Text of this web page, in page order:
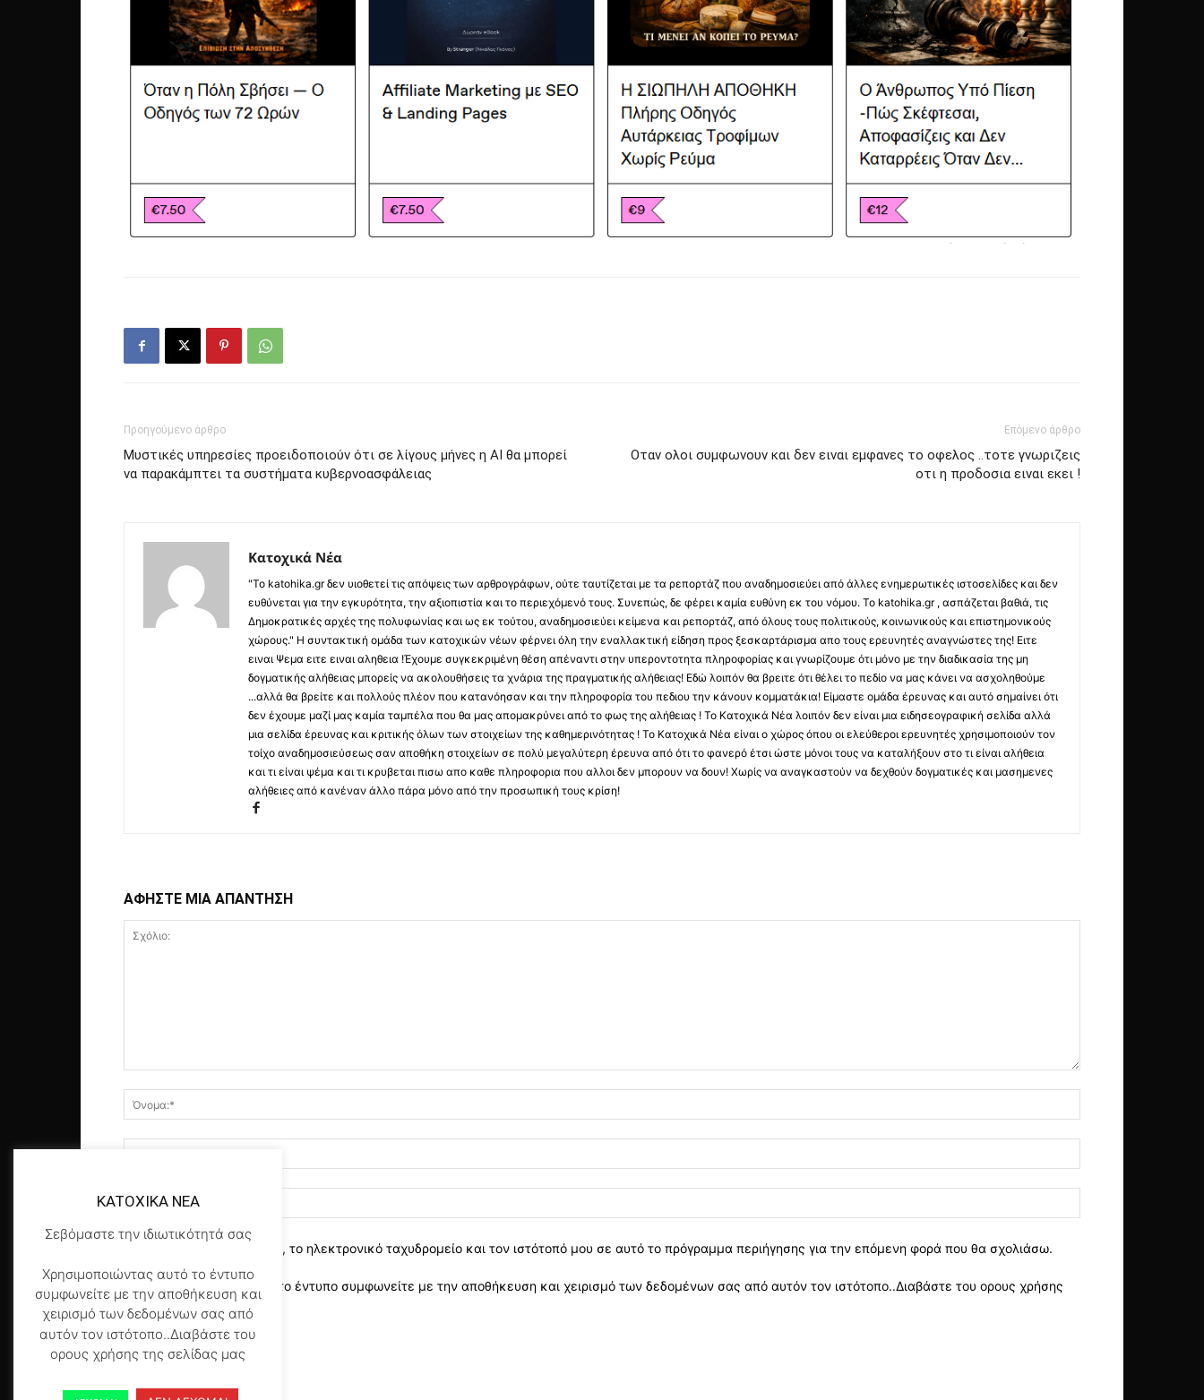
Προηγούμενο άρθρο
Μυστικές υπηρεσίες προειδοποιούν ότι σε λίγους μήνες η ΑΙ θα μπορεί
να παρακάμπτει τα συστήματα κυβερνοασφάλειας
Επόμενο άρθρο
Οταν ολοι συμφωνουν και δεν ειναι εμφανες το οφελος ..τοτε γνωριζεις
οτι η προδοσια ειναι εκει !
Κατοχικά Νέα
"Το katohika.gr δεν υιοθετεί τις απόψεις των αρθρογράφων, ούτε ταυτίζεται με τα ρεπορτάζ που αναδημοσιεύει από άλλες ενημερωτικές ιστοσελίδες και δεν
ευθύνεται για την εγκυρότητα, την αξιοπιστία και το περιεχόμενό τους. Συνεπώς, δε φέρει καμία ευθύνη εκ του νόμου. Το katohika.gr , ασπάζεται βαθιά, τις
Δημοκρατικές αρχές της πολυφωνίας και ως εκ τούτου, αναδημοσιεύει κείμενα και ρεπορτάζ, από όλους τους πολιτικούς, κοινωνικούς και επιστημονικούς
χώρους." Η συντακτική ομάδα των κατοχικών νέων φέρνει όλη την εναλλακτική είδηση προς ξεσκαρτάρισμα απο τους ερευνητές αναγνώστες της! Ειτε
ειναι Ψεμα ειτε ειναι αληθεια !Έχουμε συγκεκριμένη θέση απέναντι στην υπεροντοτητα πληροφορίας και γνωρίζουμε ότι μόνο με την διαδικασία της μη
δογματικής αλήθειας μπορείς να ακολουθήσεις τα χνάρια της πραγματικής αλήθειας! Εδώ λοιπόν θα βρειτε ότι θέλει το πεδίο να μας κάνει να ασχοληθούμε
...αλλά θα βρείτε και πολλούς πλέον που κατανόησαν και την πληροφορία του πεδιου την κάνουν κομματάκια! Είμαστε ομάδα έρευνας και αυτό σημαίνει ότι
δεν έχουμε μαζί μας καμία ταμπέλα που θα μας απομακρύνει από το φως της αλήθειας ! Το Κατοχικά Νέα λοιπόν δεν είναι μια ειδησεογραφική σελίδα αλλά
μια σελίδα έρευνας και κριτικής όλων των στοιχείων της καθημερινότητας ! Το Κατοχικά Νέα είναι ο χώρος όπου οι ελεύθεροι ερευνητές χρησιμοποιούν τον
τοίχο αναδημοσιεύσεως σαν αποθήκη στοιχείων σε πολύ μεγαλύτερη έρευνα από ότι το φανερό έτσι ώστε μόνοι τους να καταλήξουν στο τι είναι αλήθεια
και τι είναι ψέμα και τι κρυβεται πισω απο καθε πληροφορια που αλλοι δεν μπορουν να δουν! Χωρίς να αναγκαστούν να δεχθούν δογματικές και μασημενες
αλήθειες από κανέναν άλλο πάρα μόνο από την προσωπική τους κρίση!
ΑΦΗΣΤΕ ΜΙΑ ΑΠΑΝΤΗΣΗ
αποθηκεύστε το όνομα, το ηλεκτρονικό ταχυδρομείο και τον ιστότοπό μου σε αυτό το πρόγραμμα περιήγησης για την επόμενη φορά που θα σχολιάσω.
Χρησιμοποιώντας αυτό το έντυπο συμφωνείτε με την αποθήκευση και χειρισμό των δεδομένων σας από αυτόν τον ιστότοπο..Διαβάστε του ορους χρήσης
της σελίδας μας
KATOXIKA NEA
Σεβόμαστε την ιδιωτικότητά σας
Χρησιμοποιώντας αυτό το έντυπο
συμφωνείτε με την αποθήκευση και
χειρισμό των δεδομένων σας από
αυτόν τον ιστότοπο..Διαβάστε του
ορους χρήσης της σελίδας μας